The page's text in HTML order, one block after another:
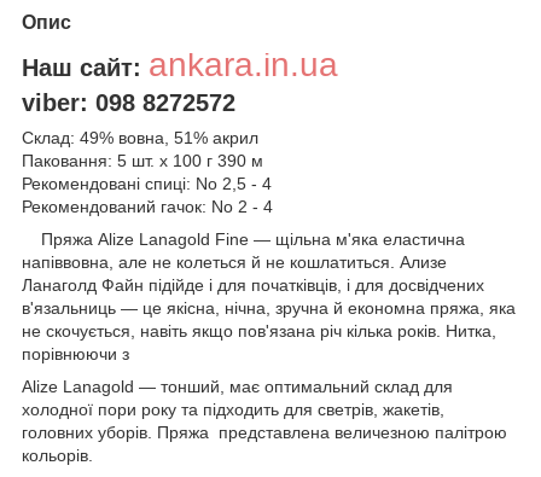
Опис
Наш сайт: ankara.in.ua
viber: 098 8272572
Склад: 49% вовна, 51% акрил
Паковання: 5 шт. х 100 г 390 м
Рекомендовані спиці: No 2,5 - 4
Рекомендований гачок: No 2 - 4
Пряжа Alize Lanagold Fine — щільна м'яка еластична
напіввовна, але не колеться й не кошлатиться. Ализе
Ланаголд Файн підійде і для початківців, і для досвідчених
в'язальниць — це якісна, нічна, зручна й економна пряжа, яка
не скочується, навіть якщо пов'язана річ кілька років. Нитка,
порівнюючи з
Alize Lanagold — тонший, має оптимальний склад для
холодної пори року та підходить для светрів, жакетів,
головних уборів. Пряжа представлена величезною палітрою
кольорів.